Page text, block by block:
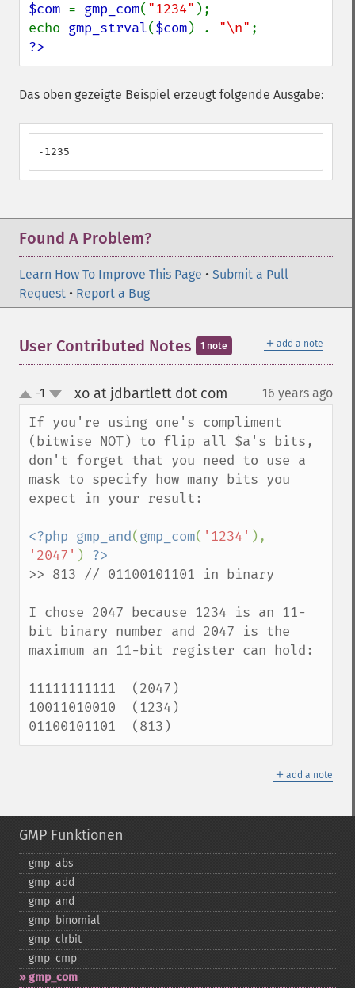
$com = gmp_com( "1234" );
echo gmp_strval($com) . "\n"
?>
Das oben gezeigte Beispiel erzeugt folgende Ausgabe:
-1235
Found A Problem?
Learn How To Improve This Page • Submit a Pull
Request • Report a Bug
＋ add a note
User Contributed Notes 1 note
up
down
-1 xo at jdbartlett dot com 16 years ago
If you're using one's compliment
(bitwise NOT) to flip all $a's bits,
don't forget that you need to use a
mask to specify how many bits you
expect in your result:
<?php gmp_and(gmp_com( '1234'
'2047' )
>> 813 // 01100101101 in binary
I chose 2047 because 1234 is an 11-
bit binary number and 2047 is the
maximum an 11-bit register can hold:
11111111111  (2047)
10011010010  (1234)
01100101101  (813)
＋ add a note
GMP Funktionen
gmp_​abs
gmp_​add
gmp_​and
gmp_​binomial
gmp_​clrbit
gmp_​cmp
gmp_​com